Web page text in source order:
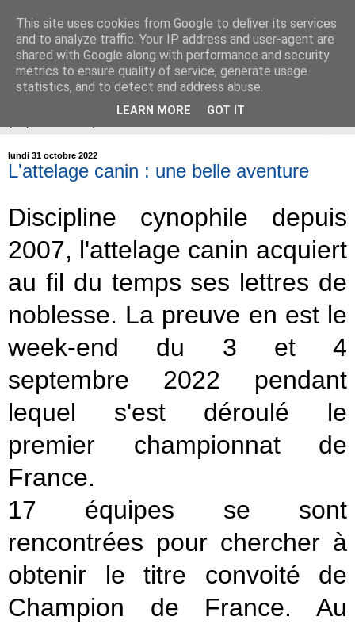
ÉDUCATION CANINE de
BALLAN-MIRÉ (37)
lundi 31 octobre 2022
L'attelage canin : une belle aventure
Discipline cynophile depuis
2007, l'attelage canin acquiert
au fil du temps ses lettres de
noblesse. La preuve en est le
week-end du 3 et 4
septembre 2022 pendant
lequel s'est déroulé le
premier championnat de
France.
17 équipes se sont
rencontrées pour chercher à
obtenir le titre convoité de
Champion de France. Au
This site uses cookies from Google to deliver its services
and to analyze traffic. Your IP address and user-agent are
shared with Google along with performance and security
metrics to ensure quality of service, generate usage
statistics, and to detect and address abuse.
LEARN MORE GOT IT